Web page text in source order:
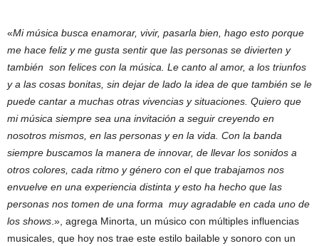
«Mi música busca enamorar, vivir, pasarla bien, hago esto porque
me hace feliz y me gusta sentir que las personas se divierten y
también son felices con la música. Le canto al amor, a los triunfos
y a las cosas bonitas, sin dejar de lado la idea de que también se le
puede cantar a muchas otras vivencias y situaciones. Quiero que
mi música siempre sea una invitación a seguir creyendo en
nosotros mismos, en las personas y en la vida. Con la banda
siempre buscamos la manera de innovar, de llevar los sonidos a
otros colores, cada ritmo y género con el que trabajamos nos
envuelve en una experiencia distinta y esto ha hecho que las
personas nos tomen de una forma muy agradable en cada uno de
los shows .», agrega Minorta, un músico con múltiples influencias
musicales, que hoy nos trae este estilo bailable y sonoro con un